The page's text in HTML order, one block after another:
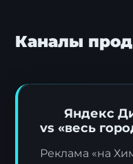
Каналы
Яндекс
vs «весь
Реклама «на